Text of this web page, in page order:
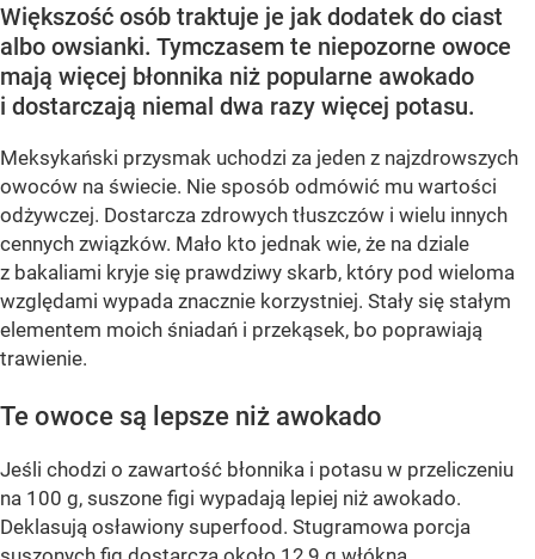
Większość osób traktuje je jak dodatek do ciast
albo owsianki. Tymczasem te niepozorne owoce
mają więcej błonnika niż popularne awokado
i dostarczają niemal dwa razy więcej potasu.
Meksykański przysmak uchodzi za jeden z najzdrowszych
owoców na świecie. Nie sposób odmówić mu wartości
odżywczej. Dostarcza zdrowych tłuszczów i wielu innych
cennych związków. Mało kto jednak wie, że na dziale
z bakaliami kryje się prawdziwy skarb, który pod wieloma
względami wypada znacznie korzystniej. Stały się stałym
elementem moich śniadań i przekąsek, bo poprawiają
trawienie.
Te owoce są lepsze niż awokado
Jeśli chodzi o zawartość błonnika i potasu w przeliczeniu
na 100 g, suszone figi wypadają lepiej niż awokado.
Deklasują osławiony superfood. Stugramowa porcja